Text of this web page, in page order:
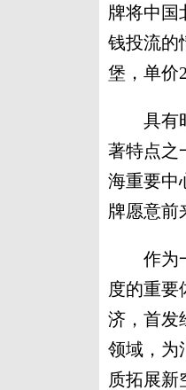
牌将中国
钱投流的
堡，单价
具有时
著特点之
海重要中
牌愿意前
作为一
度的重要
济，首发
领域，为
质拓展新